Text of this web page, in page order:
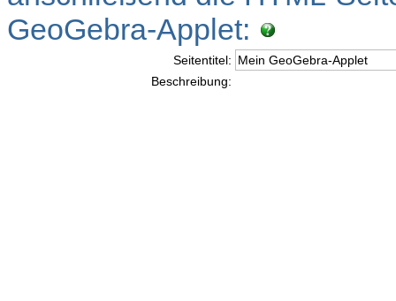
GeoGebra-Applet:
Seitentitel:
Beschreibung: